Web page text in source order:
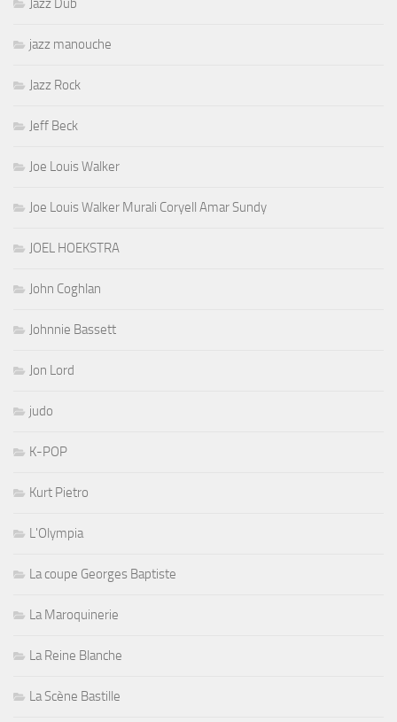
Jazz Dub
jazz manouche
Jazz Rock
Jeff Beck
Joe Louis Walker
Joe Louis Walker Murali Coryell Amar Sundy
JOEL HOEKSTRA
John Coghlan
Johnnie Bassett
Jon Lord
judo
K-POP
Kurt Pietro
L'Olympia
La coupe Georges Baptiste
La Maroquinerie
La Reine Blanche
La Scène Bastille